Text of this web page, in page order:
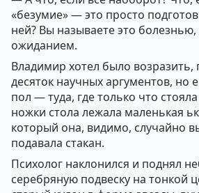
«безумие» — это просто
ней? Вы называете это
ожиданием.
Владимир хотел было
десяток научных аргументов, но
пол — туда, где только что
ножки стола лежала маленькая
который она, видимо, случайно
подавала стакан.
Психолог наклонился и поднял
серебряную подвеску на тонкой